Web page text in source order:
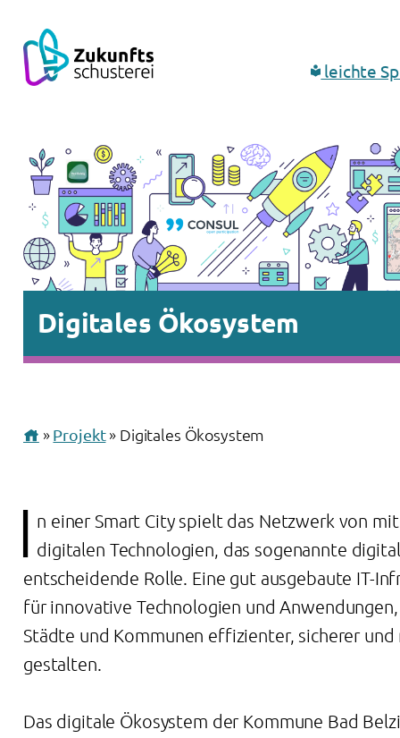
leichte
Digitales Ökosystem
 » Projekt» Digitales Ökosystem
I n einer Smart City spielt das Netzwerk von
digitalen Technologien, das sogenannte
entscheidende Rolle. Eine gut ausgebaute IT-
für innovative Technologien und
Städte und Kommunen effizienter, sicherer und
gestalten.
Das digitale Ökosystem der Kommune Bad